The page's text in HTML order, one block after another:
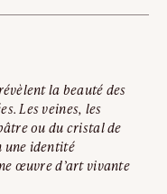
la beauté des
Les veines, les
ou du cristal de
une identité
œuvre d’art vivante